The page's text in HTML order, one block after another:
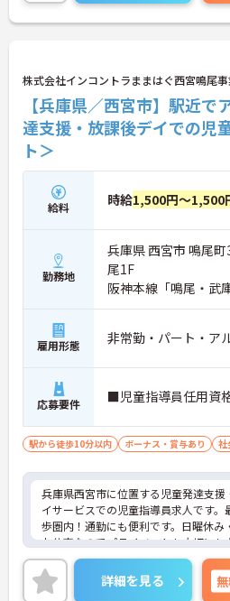
株式会社インコントラままはぐ西宮鳴尾
【兵庫県／西宮市】駅近
達支援・放課後デイでの児
ト＞
給料 時給1,500円～1,500
勤務地
兵庫県 西宮市 鳴尾
尾1F
阪神本線「鳴尾・武
分
雇用形態 非常勤・パート・ア
応募要件 ■児童指導員任用資
駅から徒歩10分以内 ボーナス・賞与あり 社
兵庫県西宮市に位置する児童発達支援
イサービスでの児童指導員求人です。
歩圏内！通勤にも便利です。日曜休み
お仕事なのでプライベートも大切にし
とができます。ご興味のある方には、
ント等、さらに詳細をお話ししますの
相談ください！
詳細を見る